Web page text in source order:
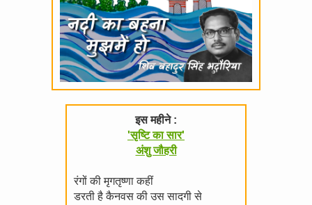
इस महीने :
'सृष्टि का सार'
अंशु जौहरी
रंगों की मृगतृष्णा कहीं
डरती है कैनवस की उस सादगी से